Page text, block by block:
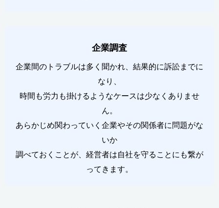
企業調査
企業間のトラブルは多く聞かれ、結果的に訴訟までに
なり、
時間も労力も掛けるようなケースは少なくありませ
ん。
あらかじめ関わっていく企業やその関係者に問題がな
いか
調べておくことが、経営者は自社を守ることにも繋が
ってきます。